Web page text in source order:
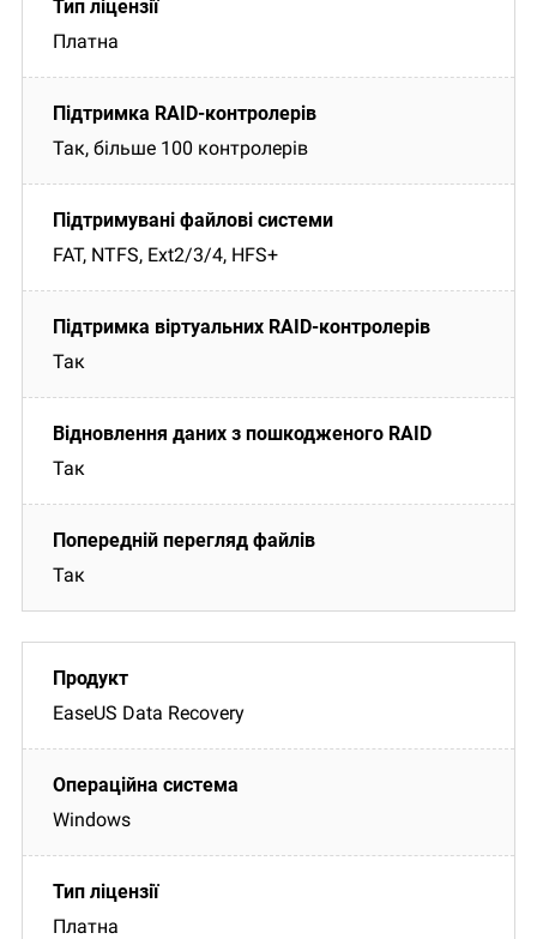
Платна
Так, більше 100 контролерів
FAT, NTFS, Ext2/3/4, HFS+
Так
Так
Так
EaseUS Data Recovery
Windows
Платна